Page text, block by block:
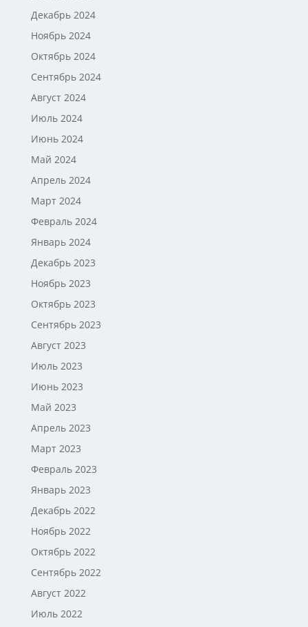
Декабрь 2024
Ноябрь 2024
Октябрь 2024
Сентябрь 2024
Август 2024
Июль 2024
Июнь 2024
Май 2024
Апрель 2024
Март 2024
Февраль 2024
Январь 2024
Декабрь 2023
Ноябрь 2023
Октябрь 2023
Сентябрь 2023
Август 2023
Июль 2023
Июнь 2023
Май 2023
Апрель 2023
Март 2023
Февраль 2023
Январь 2023
Декабрь 2022
Ноябрь 2022
Октябрь 2022
Сентябрь 2022
Август 2022
Июль 2022